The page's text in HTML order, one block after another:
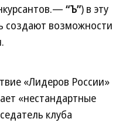
“Ъ”) в эту
создают возможности
«Лидеров России»
«нестандартные
клуба